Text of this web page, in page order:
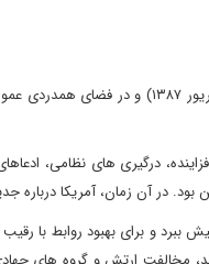
او که عضو حزب مردم پاکستان است، در سپتامبر
درگیری های نظامی،
در آن زمان، آمریکا درباره
و برای بهبود روابط با